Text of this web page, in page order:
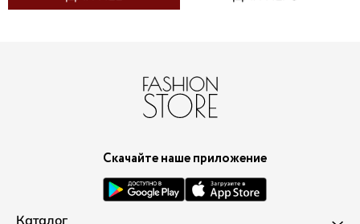
Скачайте наше приложение
Каталог